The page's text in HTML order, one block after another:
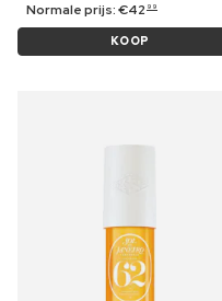
Normale prijs:€42 99
KOOP